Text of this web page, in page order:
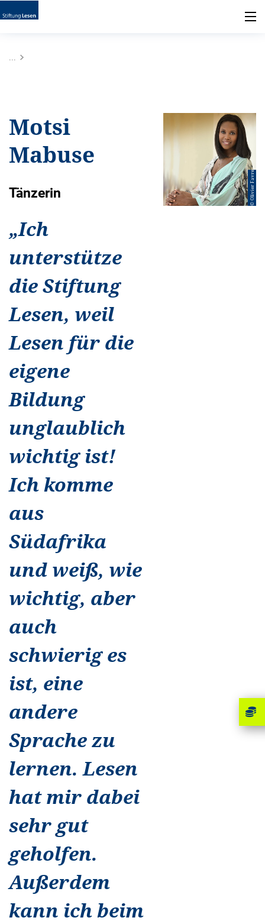
...
Motsi
Mabuse
Tänzerin
„Ich
unterstütze
die Stiftung
Lesen, weil
Lesen für die
eigene
Bildung
unglaublich
wichtig ist!
Ich komme
aus
Südafrika
und weiß, wie
wichtig, aber
auch
schwierig es
ist, eine
andere
Sprache zu
lernen. Lesen
hat mir dabei
sehr gut
geholfen.
Außerdem
kann ich beim
© Olivier Favre